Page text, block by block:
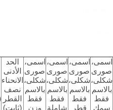
اسمى،
صورى
شكلى،
بالاسم
فقط
سمك
اسمى،
صورى
شكلى،
بالاسم
فقط
قطر
اسمى،
صورى
شكلى،
بالاسم
فقط
شاملة
اسمى،
صورى
شكلى،
بالاسم
فقط
وزن
الحد
الأدنى
الانحناء
نصف
القطر
(ثابت)